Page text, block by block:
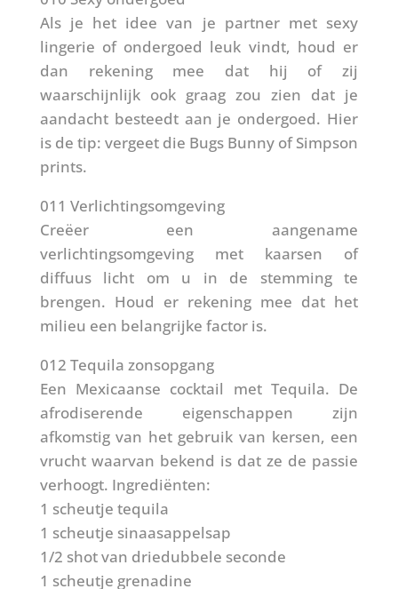
Als je het idee van je partner met sexy
lingerie of ondergoed leuk vindt, houd er
dan rekening mee dat hij of zij
waarschijnlijk ook graag zou zien dat je
aandacht besteedt aan je ondergoed. Hier
is de tip: vergeet die Bugs Bunny of Simpson
prints.
011 Verlichtingsomgeving
Creëer een aangename
verlichtingsomgeving met kaarsen of
diffuus licht om u in de stemming te
brengen. Houd er rekening mee dat het
milieu een belangrijke factor is.
012 Tequila zonsopgang
Een Mexicaanse cocktail met Tequila. De
afrodiserende eigenschappen zijn
afkomstig van het gebruik van kersen, een
vrucht waarvan bekend is dat ze de passie
verhoogt. Ingrediënten:
1 scheutje tequila
1 scheutje sinaasappelsap
1/2 shot van driedubbele seconde
1 scheutje grenadine